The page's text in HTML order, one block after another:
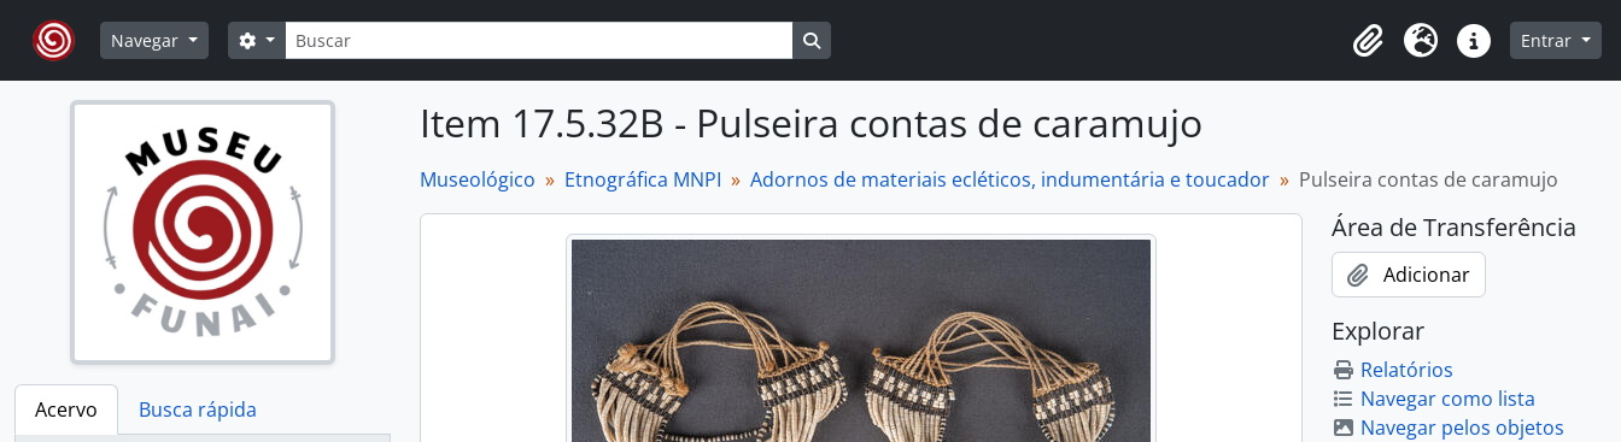
Skip to main content
Navegar
Buscar
Opções de busca
Área de Transferência
Idioma Atalhos Entrar
Acervo
Busca rápida
Item 17.5.32B - Pulseira contas de caramujo
Museológico Etnográfica MNPI Adornos de materiais ecléticos, indumentária e toucador Pulseira contas de caramujo
Área de Transferência
Adicionar
Explorar
Relatórios
Navegar como lista
Navegar pelos objetos